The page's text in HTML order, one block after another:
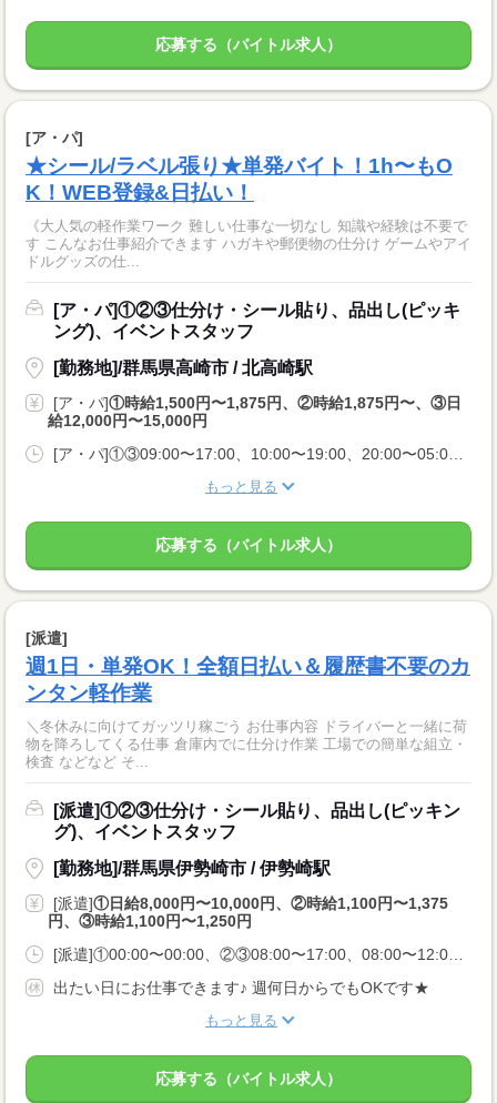
応募する（バイトル求人）
[ア・パ]
★シール/ラベル張り★単発バイト！1h〜もO
K！WEB登録&日払い！
《大人気の軽作業ワーク 難しい仕事な一切なし 知識や経験は不要で
す こんなお仕事紹介できます ハガキや郵便物の仕分け ゲームやアイ
ドルグッズの仕...
[ア・パ]①②③仕分け・シール貼り、品出し(ピッキ
ング)、イベントスタッフ
[勤務地]/群馬県高崎市 / 北高崎駅
[ア・パ]①時給1,500円〜1,875円、②時給1,875円〜、③日
給12,000円〜15,000円
もっと見る
応募する（バイトル求人）
[派遣]
週1日・単発OK！全額日払い＆履歴書不要のカ
ンタン軽作業
＼冬休みに向けてガッツリ稼ごう お仕事内容 ドライバーと一緒に荷
物を降ろしてくる仕事 倉庫内でに仕分け作業 工場での簡単な組立・
検査 などなど そ...
[派遣]①②③仕分け・シール貼り、品出し(ピッキン
グ)、イベントスタッフ
[勤務地]/群馬県伊勢崎市 / 伊勢崎駅
[派遣]①日給8,000円〜10,000円、②時給1,100円〜1,375
円、③時給1,100円〜1,250円
出たい日にお仕事できます♪ 週何日からでもOKです★
もっと見る
応募する（バイトル求人）